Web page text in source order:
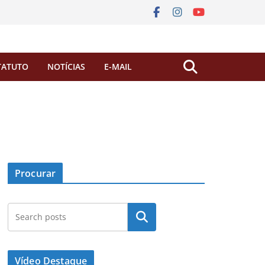
NOTÍCIAS E-MAIL
Procurar
Pesquisar
Vídeo Destaque